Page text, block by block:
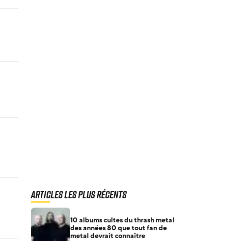
Articles les plus récents
10 albums cultes du thrash metal
des années 80 que tout fan de
metal devrait connaître